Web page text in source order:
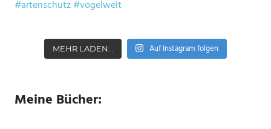
MEHR LADEN… Auf Instagram folgen
Meine Bücher: